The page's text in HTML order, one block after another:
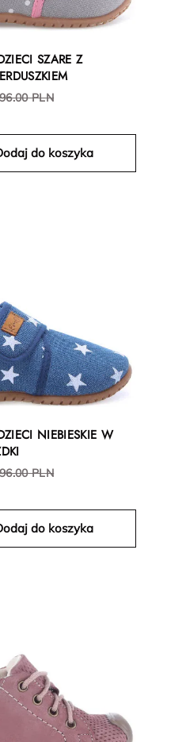
SZARE Z
96.00 PLN
do koszyka
NIEBIESKIE W
96.00 PLN
do koszyka